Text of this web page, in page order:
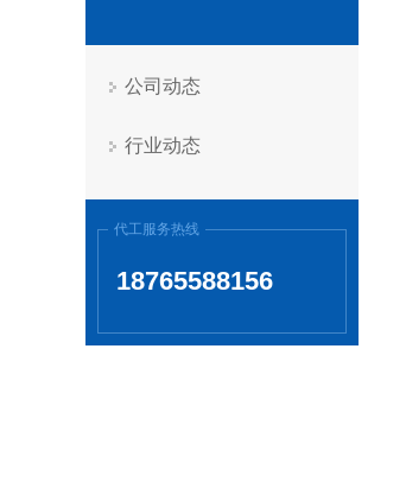
公司动态
行业动态
代工服务热线
18765588156